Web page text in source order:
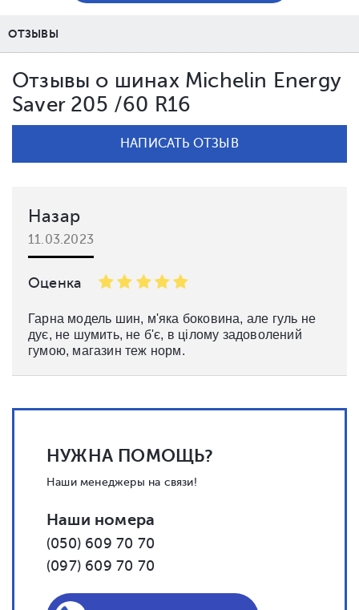
ОТЗЫВЫ
Отзывы о шинах Michelin Energy
Saver 205 /60 R16
НАПИСАТЬ ОТЗЫВ
Назар
11.03.2023
Оценка
Гарна модель шин, м'яка боковина, але гуль не
дує, не шумить, не б'є, в цілому задоволений
гумою, магазин теж норм.
НУЖНА ПОМОЩЬ?
Наши менеджеры на связи!
Наши номера
(050) 609 70 70
(097) 609 70 70